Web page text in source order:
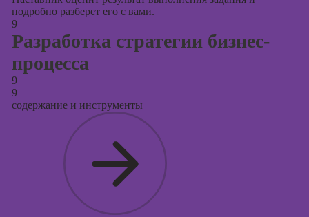
подробно разберет его с вами.
9
Разработка стратегии бизнес-
процесса
9
9
содержание и инструменты